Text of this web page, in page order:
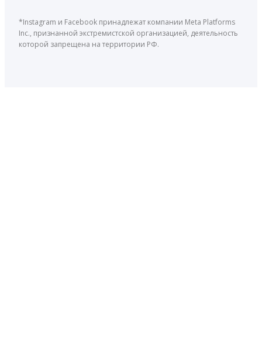
*Instagram и Facebook принадлежат компании Meta Platforms
Inc., признанной экстремистской организацией, деятельность
которой запрещена на территории РФ.